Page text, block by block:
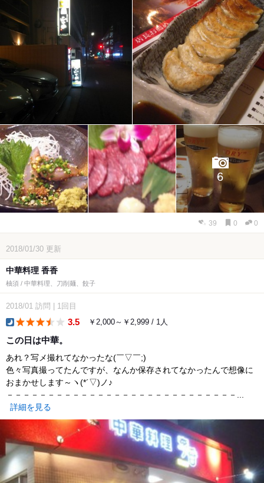
6
39 0 0
2018/01/30 更新
中華料理 香香
柚須 / 中華料理、刀削麺、餃子
2018/01 訪問 1回目
3.5 ￥2,000～￥2,999 / 1人
この日は中華。
あれ？写メ撮れてなかったな(￣▽￣;)
色々写真撮ってたんですが、なんか保存されてなかったんで想像に
おまかせします～ヽ(*´▽)ノ♪
－－－－－－－－－－－－－－－－－－－－－－－－－－－－...
詳細を見る